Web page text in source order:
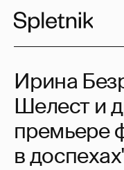
Ирина
Шелест и
премьере
в